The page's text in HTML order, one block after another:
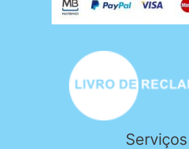
Serviços